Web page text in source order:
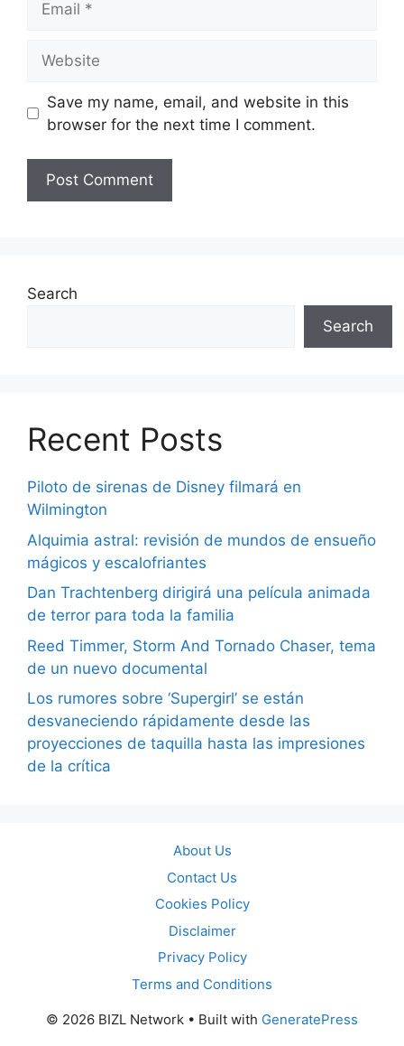
Save my name, email, and website in this
browser for the next time I comment.
Search
Search
Recent Posts
Piloto de sirenas de Disney filmará en
Wilmington
Alquimia astral: revisión de mundos de ensueño
mágicos y escalofriantes
Dan Trachtenberg dirigirá una película animada
de terror para toda la familia
Reed Timmer, Storm And Tornado Chaser, tema
de un nuevo documental
Los rumores sobre ‘Supergirl’ se están
desvaneciendo rápidamente desde las
proyecciones de taquilla hasta las impresiones
de la crítica
About Us
Contact Us
Cookies Policy
Disclaimer
Privacy Policy
Terms and Conditions
© 2026 BIZL Network • Built with GeneratePress